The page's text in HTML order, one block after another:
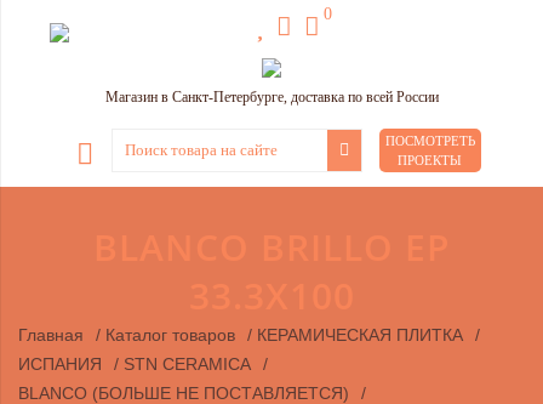
0
Магазин в Санкт-Петербурге, доставка по всей России
ПОСМОТРЕТЬ
ПРОЕКТЫ
Главная / Каталог товаров / КЕРАМИЧЕСКАЯ ПЛИТКА
/
ИСПАНИЯ
/ STN CERAMICA
/
BLANCO (БОЛЬШЕ НЕ ПОСТАВЛЯЕТСЯ)
/